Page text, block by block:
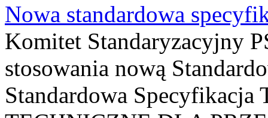
Nowa standardowa
Komitet Standaryzacyjny
stosowania nową
Standardowa